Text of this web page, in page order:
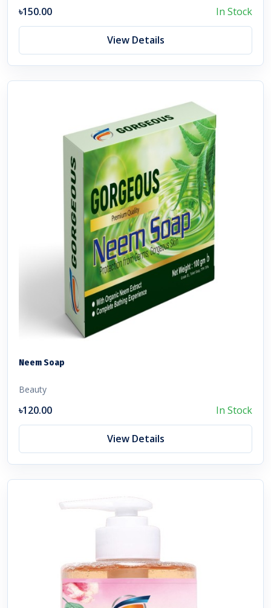
৳150.00 In Stock
View Details
Neem Soap
Beauty
৳120.00 In Stock
View Details